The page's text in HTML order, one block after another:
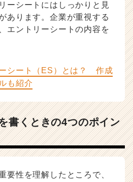
ーシートにはしっかりと見
あります。企業が重視する
エントリーシートの内容を
シート（ES）とは？ 作成
も紹介
書くときの4つのポイン
要性を理解したところで、